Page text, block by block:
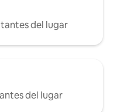
del lugar
del lugar